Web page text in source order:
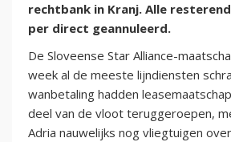
rechtbank in Kranj. Alle
per direct geannuleerd.
De Sloveense Star Alliance-
week al de meeste lijndiensten
wanbetaling hadden
deel van de vloot teruggeroepen,
Adria nauwelijks nog vliegtuigen